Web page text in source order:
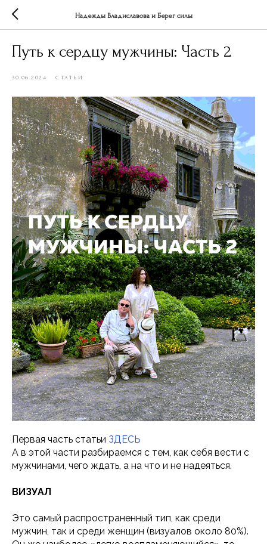
Надежды Владиславова и Берег силы
Путь к сердцу мужчины: Часть 2
30.06.2024 СТАТЬИ
Первая часть статьи ЗДЕСЬ
А в этой части разбираемся с тем, как себя вести с
мужчинами, чего ждать, а на что и не надеяться.
ВИЗУАЛ
Это самый распространенный тип, как среди
мужчин, так и среди женщин (визуалов около 80%).